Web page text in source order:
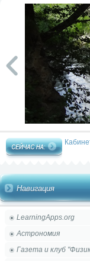
Навигация
LearningApps.org
Астрономия
Газета и клуб